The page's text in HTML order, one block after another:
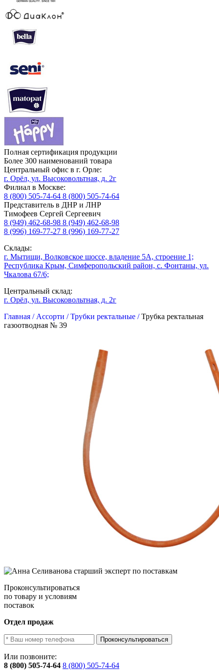
Полная сертификация продукции
Более 300 наименований товара
Центральный офис в г. Орле:
г. Орёл, ул. Высоковольтная, д. 2г
Филиал в Москве:
8 (800) 505-74-64 8 (800) 505-74-64
Представитель в ДНР и ЛНР
Тимофеев Сергей Сергеевич
8 (949) 462-68-98 8 (949) 462-68-98
8 (996) 169-77-27 8 (996) 169-77-27
Склады:
г. Мытищи, Волковское шоссе, владение 5А, строение 1;
Республика Крым, Симферопольский район, с. Фонтаны, ул.
Чкалова 67/6;
Центральный склад:
г. Орёл, ул. Высоковольтная, д. 2г
Главная / Ассорти /Трубки ректальные /Трубка ректальная
газоотводная № 39
Проконсультироваться
по товару и условиям
поставок
Отдел продаж
Проконсультироваться
Или позвоните:
8 (800) 505-74-64 8 (800) 505-74-64